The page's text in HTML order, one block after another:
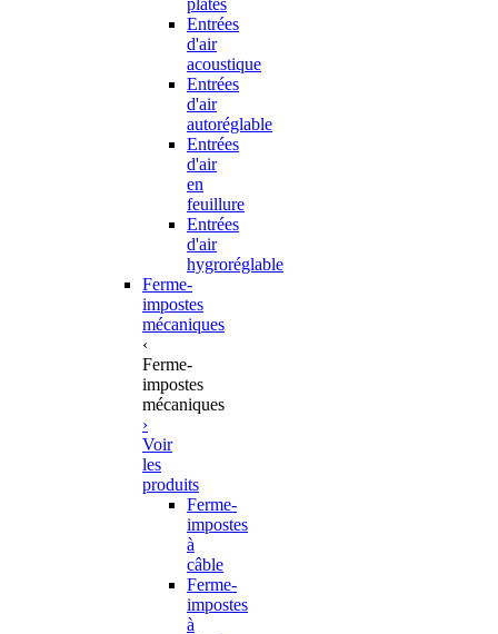
Entrées
d'air
acoustique
Entrées
d'air
autoréglable
Entrées
d'air
en
feuillure
Entrées
d'air
hygroréglable
Ferme-
impostes
mécaniques
‹
Ferme-
impostes
mécaniques
›
Voir
les
produits
Ferme-
impostes
à
câble
Ferme-
impostes
à